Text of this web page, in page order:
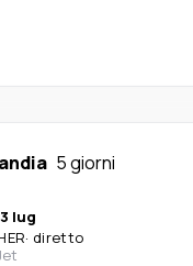
5 giorni
lug
· diretto